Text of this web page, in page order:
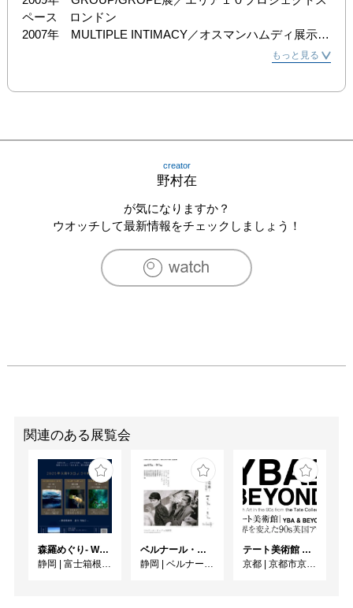
ペース　ロンドン
2007年　MULTIPLE INTIMACY／オスマンハムディ展示
2001年　グループ展／ギャラリーU　東京
2009年　特別講義『アートとART/Goldsmithにおける美術
のありかた』　武蔵野美術大学
もっと見る
creator
野村在
が気になりますか？
ウオッチして最新情報をチェックしましょう！
関連のある展覧会
森羅めぐり- Wandering in Shinra -
静岡 | 富士箱根カントリークラブ
ベルナール・ビュフェと写真 ーカメラがとらえたビュフェとその時代、そして21 世紀へ
静岡 | ベルナール・ビュフェ美術館
テート美術館 ― YBA & BEYOND 世界を変えた90s英国アート
京都 | 京都市京セラ美術館